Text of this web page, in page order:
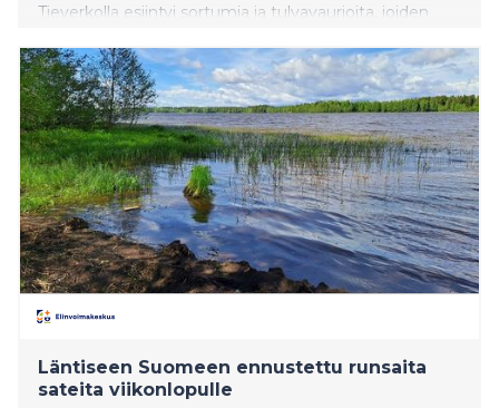
Tieverkolla esiintyi sortumia ja tulvavaurioita, joiden
liikenteeltä turvallisuussyistä. Nyt lähes kaikki
tieosuudet on saatu avattua liikenteelle. Vain Multialla
sijaitseva Soutujoentie (tie 16517) on edelleen
suljettuna.
Läntiseen Suomeen ennustettu runsaita
sateita viikonlopulle